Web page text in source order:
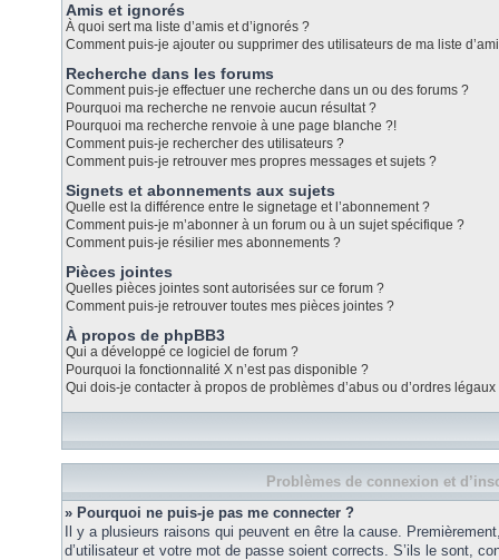
Amis et ignorés
À quoi sert ma liste d’amis et d’ignorés ?
Comment puis-je ajouter ou supprimer des utilisateurs de ma liste
Recherche dans les forums
Comment puis-je effectuer une recherche dans un ou des forums ?
Pourquoi ma recherche ne renvoie aucun résultat ?
Pourquoi ma recherche renvoie à une page blanche ?!
Comment puis-je rechercher des utilisateurs ?
Comment puis-je retrouver mes propres messages et sujets ?
Signets et abonnements aux sujets
Quelle est la différence entre le signetage et l’abonnement ?
Comment puis-je m’abonner à un forum ou à un sujet spécifique ?
Comment puis-je résilier mes abonnements ?
Pièces jointes
Quelles pièces jointes sont autorisées sur ce forum ?
Comment puis-je retrouver toutes mes pièces jointes ?
À propos de phpBB3
Qui a développé ce logiciel de forum ?
Pourquoi la fonctionnalité X n’est pas disponible ?
Qui dois-je contacter à propos de problèmes d’abus ou d’ordres
Problèmes de connexion et
» Pourquoi ne puis-je pas me connecter ?
Il y a plusieurs raisons qui peuvent en être la cause.
d’utilisateur et votre mot de passe soient corrects. S’ils le sont,